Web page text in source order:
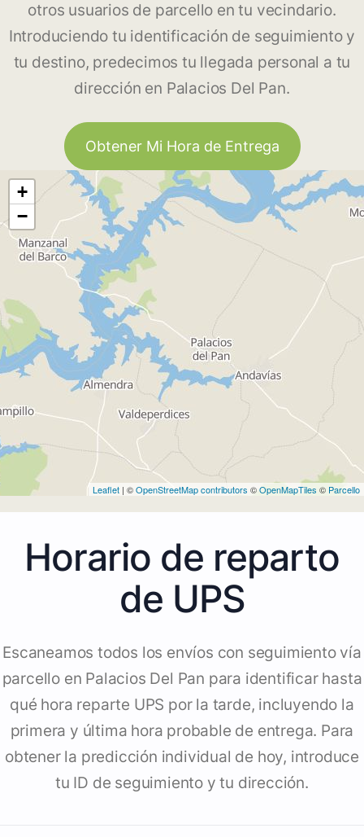
otros usuarios de parcello en tu vecindario.
Introduciendo tu identificación de seguimiento y
tu destino, predecimos tu llegada personal a tu
dirección en Palacios Del Pan.
Obtener Mi Hora de Entrega
+
−
Leaflet | ©OpenStreetMap contributors ©OpenMapTiles © Parcello
Horario de reparto
de UPS
Escaneamos todos los envíos con seguimiento vía
parcello en Palacios Del Pan para identificar hasta
qué hora reparte UPS por la tarde, incluyendo la
primera y última hora probable de entrega. Para
obtener la predicción individual de hoy, introduce
tu ID de seguimiento y tu dirección.